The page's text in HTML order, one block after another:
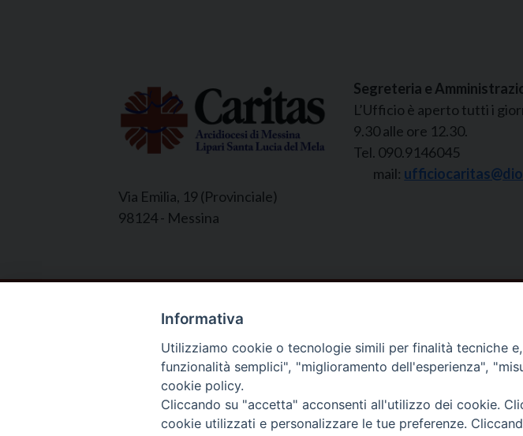
Via Emilia, 19 (Provinciale)
98124 - Messina
Segreteria e
L’Ufficio è aperto tutti i
9.30 alle ore 12.30.
Tel. 090.9146045
mail:
Informativa
Utilizziamo cookie o tecnologie simili per finalità tecniche
funzionalità semplici", "miglioramento dell'esperienza",
cookie policy.
Cliccando su "accetta" acconsenti all'utilizzo dei cookie.
cookie utilizzati e personalizzare le tue preferenze.